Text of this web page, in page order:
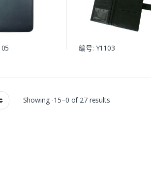
编号: Y1103
Showing -15–0 of 27 results